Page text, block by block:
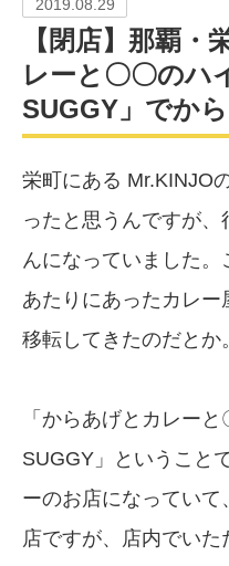
2019.08.29
【閉店】那覇・
レーと〇〇のハ
SUGGY」でか
栄町にある Mr.KINJO
ったと思うんですが、
んになっていました
あたりにあったカレ
移転してきたのだとか。
「からあげとカレー
SUGGY」ということ
ーのお店になってい
店ですが、店内でい